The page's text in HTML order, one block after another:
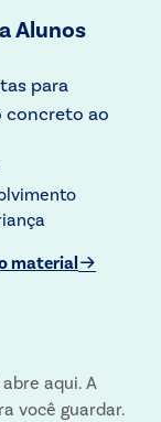
Alunos
para
concreto ao
material
aqui. A
você guardar.